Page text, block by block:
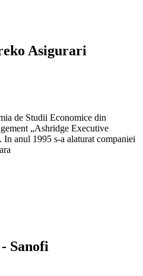
Asigurari
de Studii Economice din
„Ashridge Executive
anul 1995 s-a alaturat companiei
Sanofi